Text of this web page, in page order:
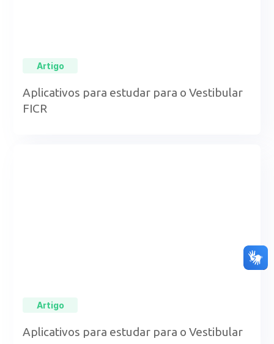
Artigo
Aplicativos para estudar para o Vestibular
FICR
Artigo
Aplicativos para estudar para o Vestibular